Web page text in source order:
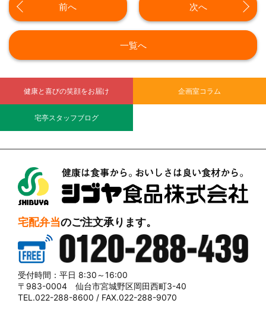
前へ 次へ
一覧へ
健康と喜びの笑顔をお届け 企画室コラム
宅亭スタッフブログ
宅配弁当のご注文承ります。
0120-288-439
受付時間：平日 8:30～16:00
〒983-0004 仙台市宮城野区岡田西町3-40
TEL.022-288-8600 / FAX.022-288-9070